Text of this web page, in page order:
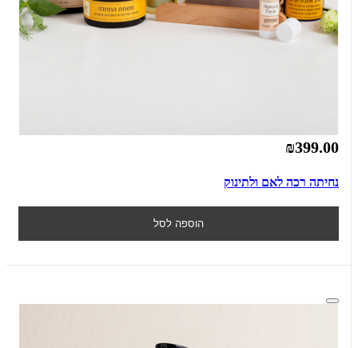
₪399.00
נחיתה רכה לאם ולתינוק
הוספה לסל